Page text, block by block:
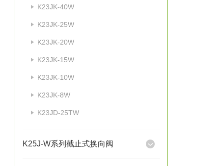
K23JK-40W
K23JK-25W
K23JK-20W
K23JK-15W
K23JK-10W
K23JK-8W
K23JD-25TW
K25J-W系列截止式换向阀